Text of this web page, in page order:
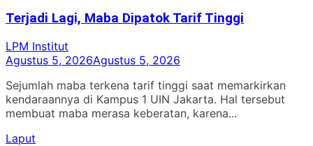
Terjadi Lagi, Maba Dipatok Tarif Tinggi
LPM Institut
Agustus 5, 2026Agustus 5, 2026
Sejumlah maba terkena tarif tinggi saat memarkirkan
kendaraannya di Kampus 1 UIN Jakarta. Hal tersebut
membuat maba merasa keberatan, karena...
Laput